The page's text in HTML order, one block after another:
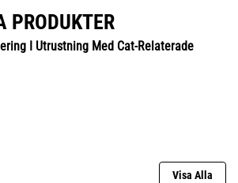
PRODUKTER
I Utrustning Med Cat-Relaterade
Visa Alla